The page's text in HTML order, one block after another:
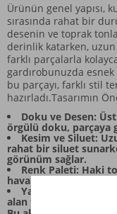
Ürünün genel yapısı,
sırasında rahat bir
desenin ve toprak
derinlik katarken, uzun
farklı parçalarla
gardırobunuzda esnek
bu parçayı, farklı stil
hazırladı.Tasarımın
Doku ve Desen:
örgülü doku, parçaya
Kesim ve Siluet:
rahat bir siluet
görünüm sağlar.
Renk Paleti: Haki
hava katıyor.
Yapısal Detay:
alan fermuar detayı,